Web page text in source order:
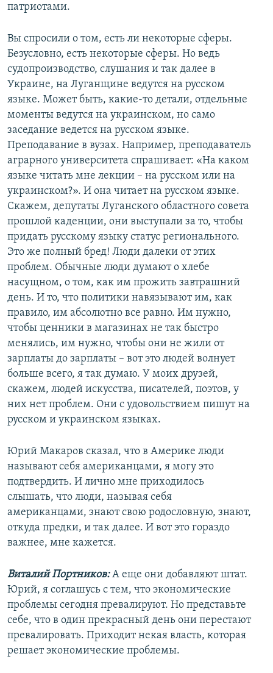
патриотами.
Вы спросили о том, есть ли некоторые сферы.
Безусловно, есть некоторые сферы. Но ведь
судопроизводство, слушания и так далее в
Украине, на Луганщине ведутся на русском
языке. Может быть, какие-то детали, отдельные
моменты ведутся на украинском, но само
заседание ведется на русском языке.
Преподавание в вузах. Например, преподаватель
аграрного университета спрашивает: «На каком
языке читать мне лекции – на русском или на
украинском?». И она читает на русском языке.
Скажем, депутаты Луганского областного совета
прошлой каденции, они выступали за то, чтобы
придать русскому языку статус регионального.
Это же полный бред! Люди далеки от этих
проблем. Обычные люди думают о хлебе
насущном, о том, как им прожить завтрашний
день. И то, что политики навязывают им, как
правило, им абсолютно все равно. Им нужно,
чтобы ценники в магазинах не так быстро
менялись, им нужно, чтобы они не жили от
зарплаты до зарплаты – вот это людей волнует
больше всего, я так думаю. У моих друзей,
скажем, людей искусства, писателей, поэтов, у
них нет проблем. Они с удовольствием пишут на
русском и украинском языках.
Юрий Макаров сказал, что в Америке люди
называют себя американцами, я могу это
подтвердить. И лично мне приходилось
слышать, что люди, называя себя
американцами, знают свою родословную, знают,
откуда предки, и так далее. И вот это гораздо
важнее, мне кажется.
Виталий Портников:А еще они добавляют штат.
Юрий, я соглашусь с тем, что экономические
проблемы сегодня превалируют. Но представьте
себе, что в один прекрасный день они перестают
превалировать. Приходит некая власть, которая
решает экономические проблемы.